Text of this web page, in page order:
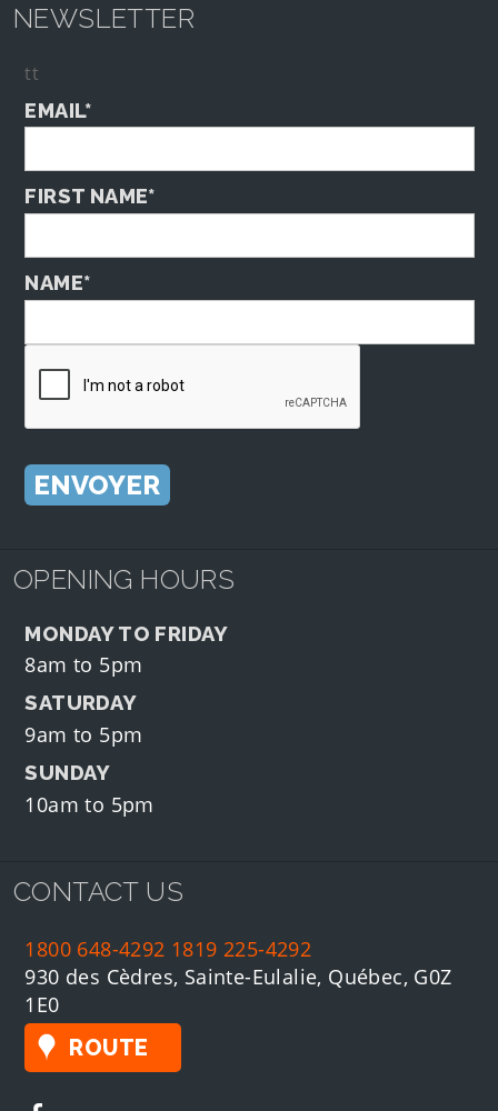
NEWSLETTER
tt
EMAIL*
FIRST NAME*
NAME*
OPENING HOURS
MONDAY TO FRIDAY
8am to 5pm
SATURDAY
9am to 5pm
SUNDAY
10am to 5pm
CONTACT US
1800 648-4292 1819 225-4292
930 des Cèdres, Sainte-Eulalie, Québec, G0Z
1E0
ROUTE